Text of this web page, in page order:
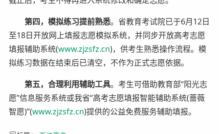
第四，模拟练习提前熟悉。省教育考试院已于6月12日
至18日开放网上填报志愿模拟系统，并同步开放高考志愿
填报辅助系统(www.zjzsfz.cn)，供考生熟悉操作流程。模
拟练习数据在结束后已清空，不作为正式志愿依据。
第五，合理利用辅助工具。考生可借助教育部“阳光志
愿”信息服务系统或我省“高考志愿填报智能辅助系统(蔷薇
智愿)”(www.zjzsfz.cn)提供的公益免费服务辅助填报。